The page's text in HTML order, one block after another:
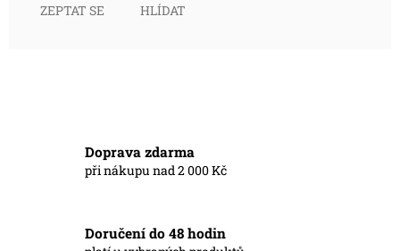
ZEPTAT SE HLÍDAT
Doprava zdarma
při nákupu nad 2 000 Kč
Doručení do 48 hodin